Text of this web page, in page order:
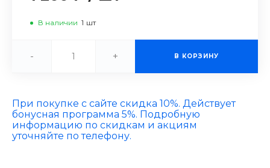
В наличии 1 шт
- + В КОРЗИНУ
При покупке с сайте скидка 10%. Действует
бонусная программа 5%. Подробную
информацию по скидкам и акциям
уточняйте по телефону.